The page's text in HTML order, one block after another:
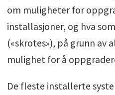
om muligheter for
installasjoner, og hva
(«skrotes»), på grunn av
mulighet for å
De fleste installerte